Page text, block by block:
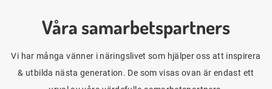
Våra samarbetspartners
Vi har många vänner i näringslivet som hjälper oss att inspirera
& utbilda nästa generation. De som visas ovan är endast ett